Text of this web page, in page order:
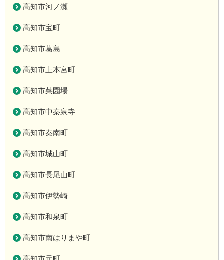
高知市河ノ瀬
高知市宝町
高知市葛島
高知市上本宮町
高知市菜園場
高知市中秦泉寺
高知市秦南町
高知市城山町
高知市長尾山町
高知市伊勢崎
高知市和泉町
高知市南はりまや町